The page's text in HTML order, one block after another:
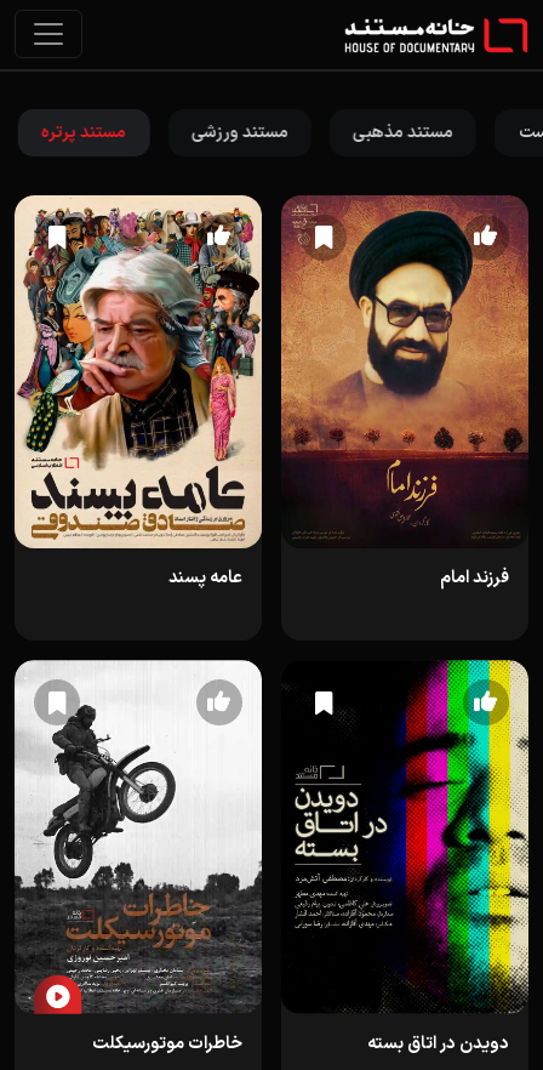
مستند مذهبی مستند ورزشی مستند پرتره
فرزند امام عامه پسند
دویدن در اتاق بسته خاطرات موتورسیکلت